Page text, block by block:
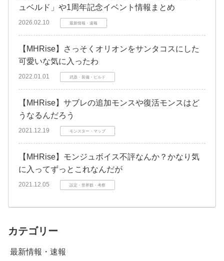
ュベルド」や1周年記念イベント情報まとめ
2026.02.10 最新情報・速報
【MHRise】さっそくオリオンをサンタコスにした
可愛いな気に入ったわ
2022.01.01 武器・装備・ビルド
【MHRise】サブレの追加モンスや復活モンスはど
うなるんだろう
2021.12.19 モンスター・マップ
【MHRise】モンジュボイス不評なんか？かなり気
に入ってずっとこれなんだが
2021.12.05 設定・世界観・考察
カテゴリー
最新情報・速報